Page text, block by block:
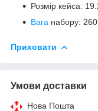
Розмір кейса:
Вага набору: 260
Приховати
Умови доставки
Нова Пошта